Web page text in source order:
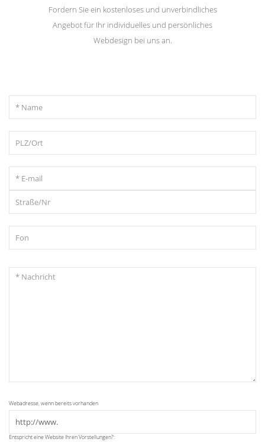
Fordern Sie ein kostenloses und unverbindliches
Angebot für Ihr individuelles und persönliches
Webdesign bei uns an.
Webadresse, wenn bereits vorhanden
Entspricht eine Website Ihren Vorstellungen?: